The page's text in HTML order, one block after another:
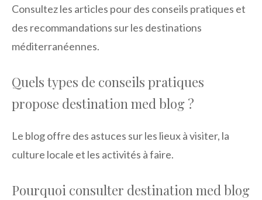
Consultez les articles pour des conseils pratiques et
des recommandations sur les destinations
méditerranéennes.
Quels types de conseils pratiques
propose destination med blog ?
Le blog offre des astuces sur les lieux à visiter, la
culture locale et les activités à faire.
Pourquoi consulter destination med blog